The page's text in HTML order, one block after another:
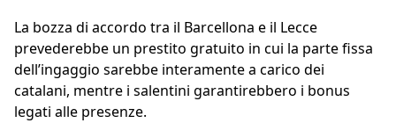
La bozza di accordo tra il Barcellona e il Lecce
prevederebbe un prestito gratuito in cui la parte fissa
dell’ingaggio sarebbe interamente a carico dei
catalani, mentre i salentini garantirebbero i bonus
legati alle presenze.